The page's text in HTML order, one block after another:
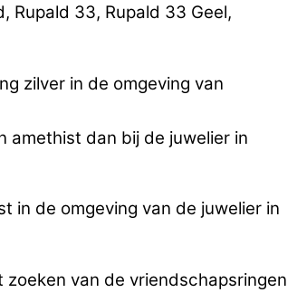
Rupald 33, Rupald 33 Geel,
zilver in de omgeving van
amethist dan bij de juwelier in
in de omgeving van de juwelier in
van de vriendschapsringen